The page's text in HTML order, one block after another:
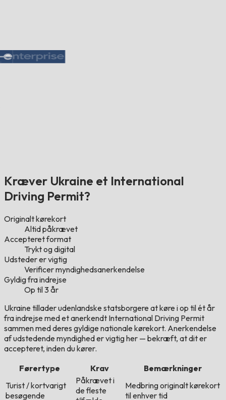
Kræver Ukraine et International
Driving Permit?
Originalt kørekort
Altid påkrævet
Accepteret format
Trykt og digital
Udsteder er vigtig
Verificer myndighedsanerkendelse
Gyldig fra indrejse
Op til 3 år
Ukraine tillader udenlandske statsborgere at køre i op til ét år
fra indrejse med et anerkendt International Driving Permit
sammen med deres gyldige nationale kørekort. Anerkendelse
af udstedende myndighed er vigtig her — bekræft, at dit er
accepteret, inden du kører.
Førertype
Krav
Bemærkninger
Turist / kortvarigt
besøgende
Påkrævet i
de fleste
Medbring originalt kørekort
til enhver tid